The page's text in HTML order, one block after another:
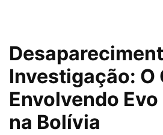
Investigação: O
Envolvendo
na Bolívia